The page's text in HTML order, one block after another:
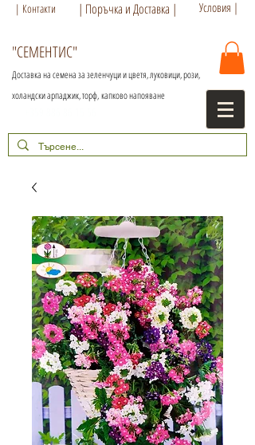
| Контакти | Поръчка и Доставка | Условия |
"СЕМЕНТИС"
Доставка на семена за зеленчуци и цветя, луковици, рози,
холандски арпаджик, торф,капково напояване